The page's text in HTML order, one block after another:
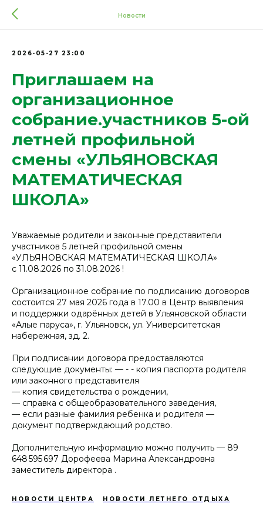
Новости
2026-05-27 23:00
Приглашаем на
организационное
собрание.участников 5-ой
летней профильной
смены «УЛЬЯНОВСКАЯ
МАТЕМАТИЧЕСКАЯ
ШКОЛА»
Уважаемые родители и законные представители
участников 5 летней профильной смены
«УЛЬЯНОВСКАЯ МАТЕМАТИЧЕСКАЯ ШКОЛА»
с 11.08.2026 по 31.08.2026 !
Организационное собрание по подписанию договоров
состоится 27 мая 2026 года в 17.00 в Центр выявления
и поддержки одарённых детей в Ульяновской области
«Алые паруса», г. Ульяновск, ул. Университетская
набережная, зд. 2.
При подписании договора предоставляются
следующие документы: — - - копия паспорта родителя
или законного представителя
— копия свидетельства о рождении,
— справка с общеобразовательного заведения,
— если разные фамилия ребенка и родителя —
документ подтверждающий родство.
Дополнительную информацию можно получить — 89
648 595 697 Дорофеева Марина Александровна
заместитель директора .
НОВОСТИ ЦЕНТРА НОВОСТИ ЛЕТНЕГО ОТДЫХА